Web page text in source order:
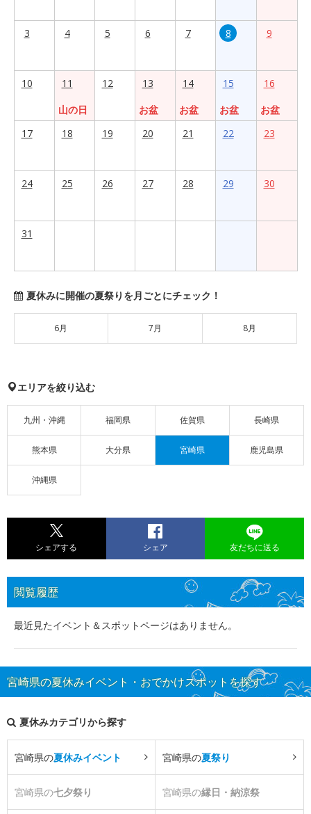
3 4 5 6 7 8 9
10
11
山の日
12
13
お盆
14
お盆
15
お盆
16
お盆
17
18 19 20 21 22 23
24 25 26 27 28 29 30
31
夏休みに開催の夏祭りを月ごとにチェック！
6月 7月 8月
エリアを絞り込む
九州・沖縄 福岡県 佐賀県 長崎県
熊本県 大分県 宮崎県 鹿児島県
沖縄県
シェアする シェア 友だちに送る
閲覧履歴
最近見たイベント＆スポットページはありません。
宮崎県の夏休みイベント・おでかけスポットを探す
夏休みカテゴリから探す
宮崎県の夏休みイベント 宮崎県の夏祭り
宮崎県の七夕祭り 宮崎県の縁日・納涼祭